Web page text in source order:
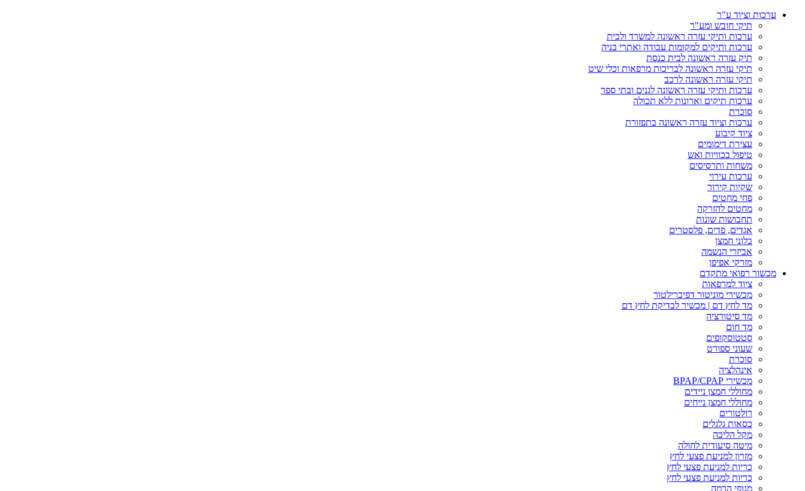
ערכות וציוד ע"ר
תיקי חובש ומע"ר
ערכות ותיקי עזרה ראשונה למשרד ולבית
ערכות ותיקים למקומות עבודה ואתרי בניה
תיק עזרה ראשונה לבית כנסת
תיקי עזרה ראשונה לבריכות מרפאות וכלי שיט
תיקי עזרה ראשונה לרכב
ערכות ותיקי עזרה ראשונה לגנים ובתי ספר
ערכות תיקים וארונות ללא תכולה
סוכרת
ערכות וציוד עזרה ראשונה בתפזורת
ציוד קיבוע
עצירת דימומים
טיפול בכוויות ואש
משחות ותרסיסים
ערכות עירוי
שקיות קירור
פחי מחטים
מחטים להזרקה
תחבושות שונות
אגדים, פדים, פלסטרים
בלוני חמצן
אביזרי הנשמה
מזרקי אפיפן
מכשור רפואי מתקדם
ציוד למרפאות
מכשירי מוניטור דפיברילטור
מד לחץ דם | מכשיר לבדיקת לחץ דם
מד סיטורציה
מד חום
סטטוסקופים
שעוני ספורט
סוכרת
אינהלציה
מכשירי BPAP/CPAP
מחוללי חמצן ניידים
מחוללי חמצן נייחים
רולטורים
כסאות גלגלים
מקל הליכה
מיטה סיעודית לחולה
מזרון למניעת פצעי לחץ
כריות למניעת פצעי לחץ
כריות למניעת פצעי לחץ
מנופי הרמה